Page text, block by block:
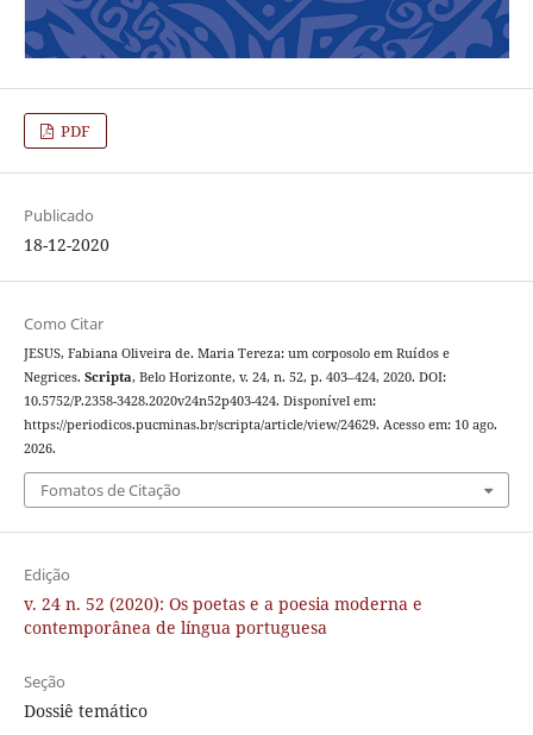
PDF
Publicado
18-12-2020
Como Citar
JESUS, Fabiana Oliveira de. Maria Tereza: um corposolo em Ruídos e
Negrices. Scripta, Belo Horizonte, v. 24, n. 52, p. 403–424, 2020. DOI:
10.5752/P.2358-3428.2020v24n52p403-424. Disponível em:
https://periodicos.pucminas.br/scripta/article/view/24629. Acesso em: 10 ago.
2026.
Fomatos de Citação
Edição
v. 24 n. 52 (2020): Os poetas e a poesia moderna e
contemporânea de língua portuguesa
Seção
Dossiê temático